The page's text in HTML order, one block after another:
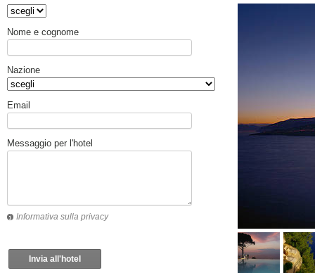
Nome e cognome
Nazione
Email
Messaggio per l'hotel
Informativa sulla privacy
Invia all'hotel